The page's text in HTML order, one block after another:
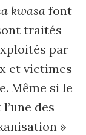
kwasa font
traités
par
et victimes
Même si le
des
»